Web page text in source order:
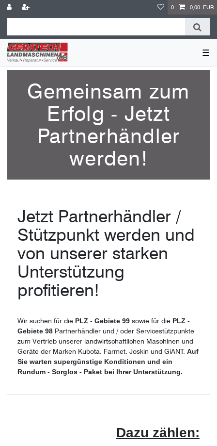
0 0,00 EUR
☰
Gemeinsam zum
Erfolg - Jetzt
Partnerhändler
werden!
Jetzt Partnerhändler /
Stützpunkt werden und
von unserer starken
Unterstützung
profitieren!
Wir suchen für die PLZ - Gebiete 99 sowie für die PLZ -
Gebiete 98 Partnerhändler und / oder Servicestützpunkte
zum Vertrieb unserer landwirtschaftlichen Maschinen und
Geräte der Marken Kubota, Farmet, Joskin und GiANT. Auf
Sie warten supergünstige Konditionen und ein
Rundum - Sorglos - Paket bei Ihrer Unterstützung.
Dazu zählen: